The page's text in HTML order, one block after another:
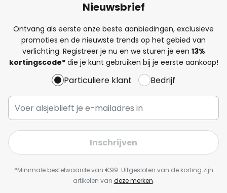
Nieuwsbrief
Ontvang als eerste onze beste aanbiedingen, exclusieve
promoties en de nieuwste trends op het gebied van
verlichting. Registreer je nu en we sturen je een 13%
kortingscode*die je kunt gebruiken bij je eerste aankoop!
Particuliere klant Bedrijf
Inschrijven
*Minimale bestelwaarde van €99. Uitgesloten van de korting zijn
artikelen van deze merken.